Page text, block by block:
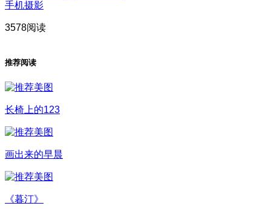
手机摄影
3578阅读
推荐阅读
长椅上的123
画出来的早晨
《暮汀》